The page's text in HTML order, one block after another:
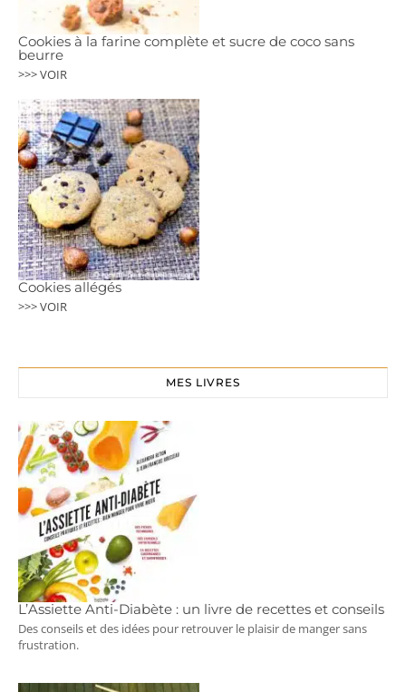
Cookies à la farine complète et sucre de coco sans
beurre
>>> VOIR
Cookies allégés
>>> VOIR
MES LIVRES
L’Assiette Anti-Diabète : un livre de recettes et conseils
Des conseils et des idées pour retrouver le plaisir de manger sans
frustration.